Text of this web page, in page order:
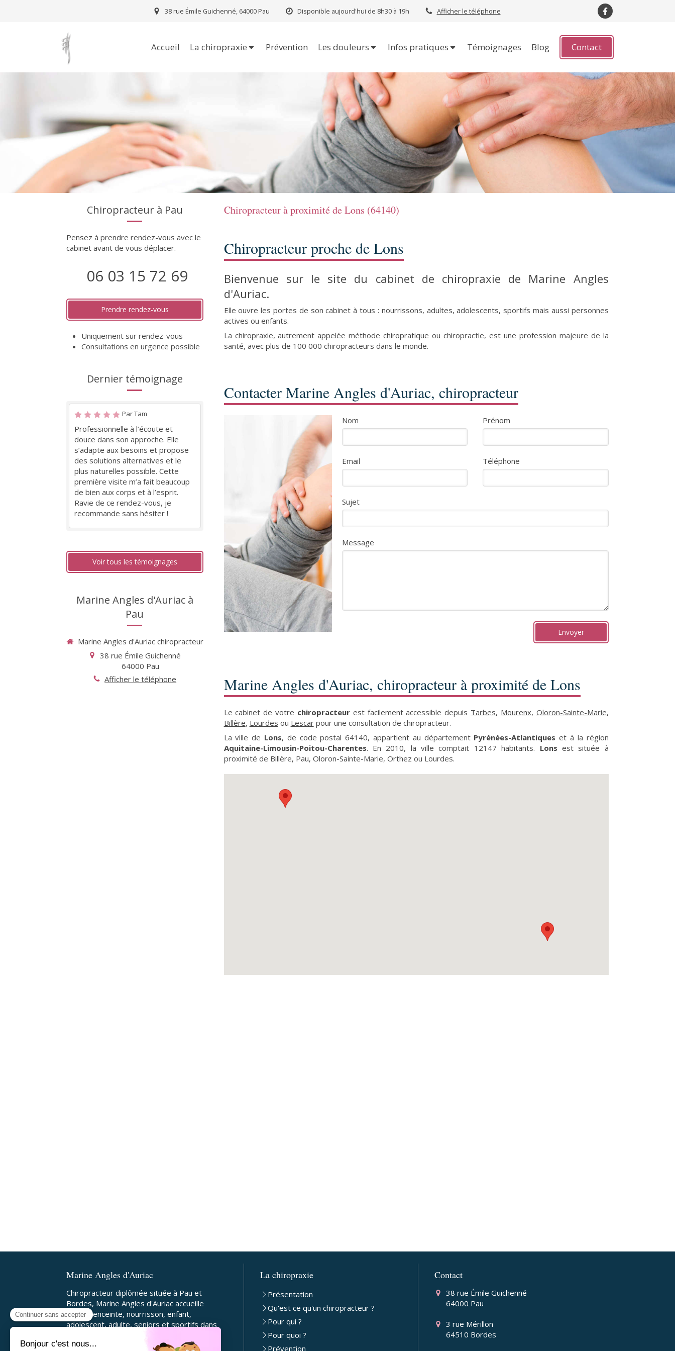
38 rue Émile Guichenné, 64000 Pau Disponible aujourd'hui de 8h30 à 19h Afficher le téléphone
Accueil La chiropraxie Prévention Les douleurs Infos pratiques Témoignages Blog Contact
Chiropracteur à proximité de Lons (64140)
Chiropracteur proche de Lons
Bienvenue sur le site du cabinet de chiropraxie de Marine Angles
d'Auriac.
Elle ouvre les portes de son cabinet à tous : nourrissons, adultes, adolescents, sportifs mais aussi personnes
actives ou enfants.
La chiropraxie, autrement appelée méthode chiropratique ou chiropractie, est une profession majeure de la
santé, avec plus de 100 000 chiropracteurs dans le monde.
Contacter Marine Angles d'Auriac, chiropracteur
Nom Prénom
Email Téléphone
Sujet
Message
Envoyer
Marine Angles d'Auriac, chiropracteur à proximité de Lons
Le cabinet de votre chiropracteurest facilement accessible depuis Tarbes, Mourenx, Oloron-Sainte-Marie,
Billère, Lourdes ou Lescarpour une consultation de chiropracteur.
La ville de Lons, de code postal 64140, appartient au département Pyrénées-Atlantiques et à la région
Aquitaine-Limousin-Poitou-Charentes. En 2010, la ville comptait 12147 habitants. Lons est située à
proximité de Billère, Pau, Oloron-Sainte-Marie, Orthez ou Lourdes.
Chiropracteur à Pau
Pensez à prendre rendez-vous avec le
cabinet avant de vous déplacer.
06 03 15 72 69
Prendre rendez-vous
Uniquement sur rendez-vous
Consultations en urgence possible
Dernier témoignage
Par Tam
Professionnelle à l’écoute et
douce dans son approche. Elle
s’adapte aux besoins et propose
des solutions alternatives et le
plus naturelles possible. Cette
première visite m’a fait beaucoup
de bien aux corps et à l’esprit.
Ravie de ce rendez-vous, je
recommande sans hésiter !
Voir tous les témoignages
Marine Angles d'Auriac à
Pau
Marine Angles d'Auriac chiropracteur
38 rue Émile Guichenné
64000 Pau
Afficher le téléphone
Marine Angles d'Auriac
Chiropracteur diplômée située à Pau et
Bordes, Marine Angles d'Auriac accueille
femme enceinte, nourrisson, enfant,
adolescent, adulte, seniors et sportifs dans
Lescar, Morlaàs, Idron, Ousse
La chiropraxie
Présentation
Qu'est ce qu'un chiropracteur ?
Pour qui ?
Pour quoi ?
Prévention
Contact
38 rue Émile Guichenné
64000 Pau
3 rue Mérillon
64510 Bordes